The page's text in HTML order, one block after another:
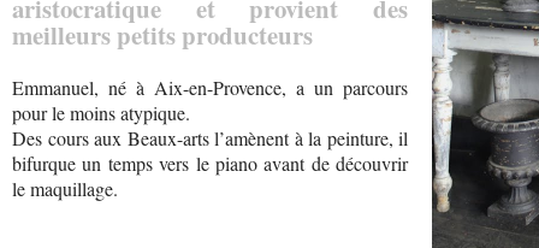
aristocratique et provient des
meilleurs petits producteurs
Emmanuel, né à Aix-en-Provence, a un parcours
pour le moins atypique.
Des cours aux Beaux-arts l’amènent à la peinture, il
bifurque un temps vers le piano avant de découvrir
le maquillage.